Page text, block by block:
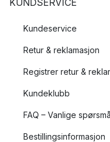
KUNDSERVICE
Kundeservice
Retur & reklamasjon
Registrer retur &
Kundeklubb
FAQ – Vanlige
Bestillingsinformasjon